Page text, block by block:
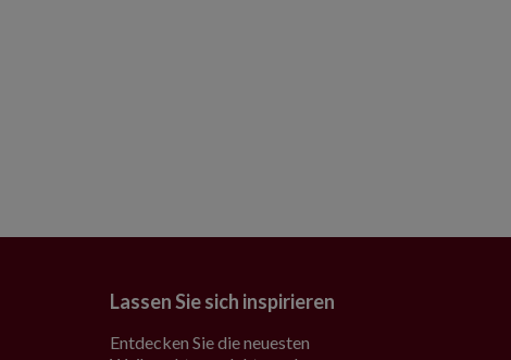
Lassen Sie sich inspirieren
Entdecken Sie die neuesten